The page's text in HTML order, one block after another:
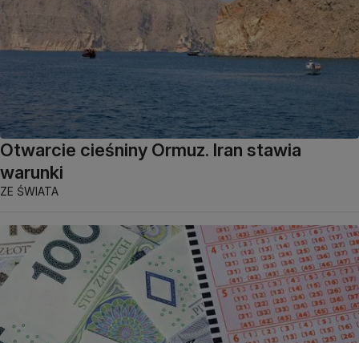
Otwarcie cieśniny Ormuz. Iran stawia
warunki
ZE ŚWIATA